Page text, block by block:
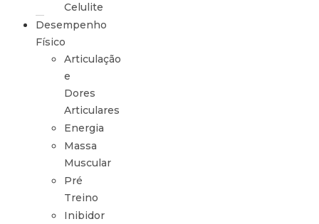
Celulite
Desempenho
Físico
Articulação
e
Dores
Articulares
Energia
Massa
Muscular
Pré
Treino
Inibidor